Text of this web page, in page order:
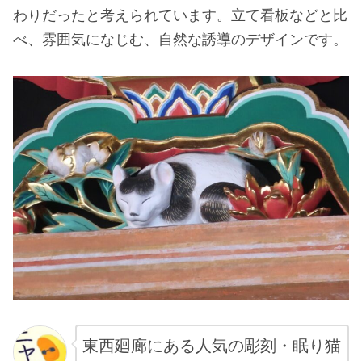
わりだったと考えられています。立て看板などと比
べ、雰囲気になじむ、自然な誘導のデザインです。
東西廻廊にある人気の彫刻・眠り猫